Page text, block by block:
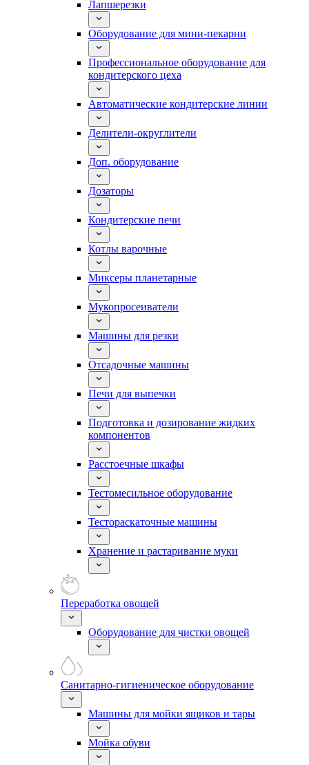
Лапшерезки
Оборудование для мини-пекарни
Профессиональное оборудование для
кондитерского цеха
Автоматические кондитерские линии
Делители-округлители
Доп. оборудование
Дозаторы
Кондитерские печи
Котлы варочные
Миксеры планетарные
Мукопросеиватели
Машины для резки
Отсадочные машины
Печи для выпечки
Подготовка и дозирование жидких
компонентов
Расстоечные шкафы
Тестомесильное оборудование
Тестораскаточные машины
Хранение и растаривание муки
Переработка овощей
Оборудование для чистки овощей
Санитарно-гигиеническое оборудование
Машины для мойки ящиков и тары
Мойка обуви